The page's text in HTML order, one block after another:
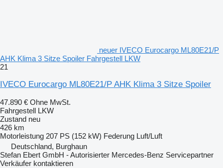
neuer IVECO Eurocargo ML80E21/P
AHK Klima 3 Sitze Spoiler Fahrgestell LKW
21
IVECO Eurocargo ML80E21/P AHK Klima 3 Sitze Spoiler
47.890 € Ohne MwSt.
Fahrgestell LKW
Zustand neu
426 km
Motorleistung 207 PS (152 kW) Federung Luft/Luft
Deutschland, Burghaun
Stefan Ebert GmbH - Autorisierter Mercedes-Benz Servicepartner
Verkäufer kontaktieren